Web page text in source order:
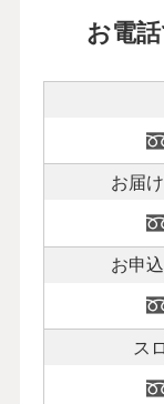
お電
お届
お申
ス